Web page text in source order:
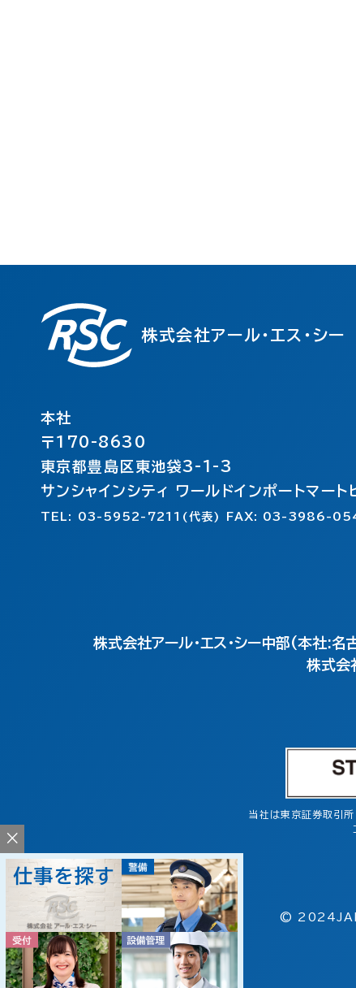
×
株式会社アール・エス・シー
本社
〒170-8630
東京都豊島区東池袋3-1-3
サンシャインシティ ワールドインポートマー
TEL: 03-5952-7211(代表) FAX: 03-3986-
株式会社アール・エス・シー中部(本社:名
株式会
当社は東京証券取引所
©